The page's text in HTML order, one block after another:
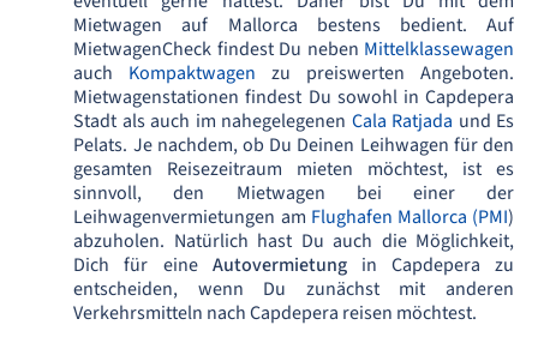
Mietwagen auf Mallorca bestens bedient. Auf
MietwagenCheck findest Du neben Mittelklassewagen
auch Kompaktwagenzu preiswerten Angeboten.
Mietwagenstationen findest Du sowohl in Capdepera
Stadt als auch im nahegelegenen Cala Ratjada und Es
Pelats. Je nachdem, ob Du Deinen Leihwagen für den
gesamten Reisezeitraum mieten möchtest, ist es
sinnvoll, den Mietwagen bei einer der
Leihwagenvermietungen am Flughafen Mallorca (PMI)
abzuholen. Natürlich hast Du auch die Möglichkeit,
Dich für eine Autovermietungin Capdepera zu
entscheiden, wenn Du zunächst mit anderen
Verkehrsmitteln nach Capdepera reisen möchtest.